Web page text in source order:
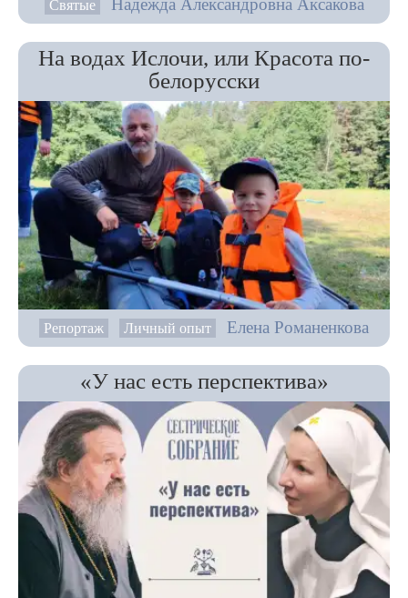
Святые Надежда Александровна Аксакова
На водах Ислочи, или Красота по-
белорусски
Репортаж Личный опыт Елена Романенкова
«У нас есть перспектива»